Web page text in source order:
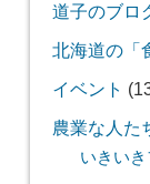
道子のブロ
北海道の「
イベント
農業な人た
いきい